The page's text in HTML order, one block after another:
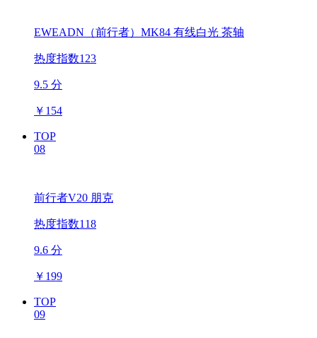
EWEADN（前行者）MK84 有线白光 茶轴
热度指数123
9.5 分
￥ 154
TOP
08
前行者V20 朋克
热度指数118
9.6 分
￥ 199
TOP
09